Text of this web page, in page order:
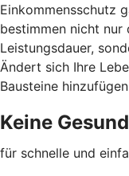
Einkommensschutz
bestimmen nicht nur
Leistungsdauer,
Ändert sich Ihre
Bausteine
Keine
für schnelle und